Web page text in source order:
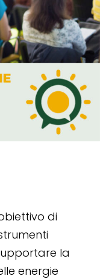
di
la
energie